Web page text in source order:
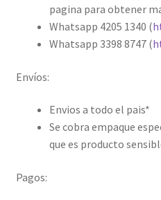
pagina para obtener
Whatsapp 4205 1340 (
Whatsapp 3398 8747 (
Envíos:
Envios a todo el pais*
Se cobra empaque
que es producto
Pagos: